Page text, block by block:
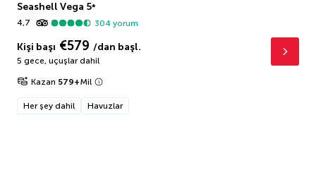
Seashell Vega 5*
4,7
304 yorum
Kişi başı €579 /dan başl.
5 gece, uçuşlar dahil
Kazan 579+Mil
Her şey dahil Havuzlar